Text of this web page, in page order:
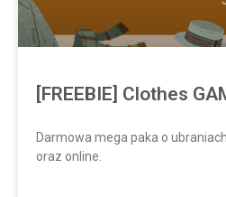
[FREEBIE] Clothes
Darmowa mega paka o
oraz online.